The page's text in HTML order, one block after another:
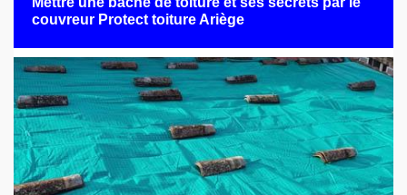
couvreur Protect toiture Ariège